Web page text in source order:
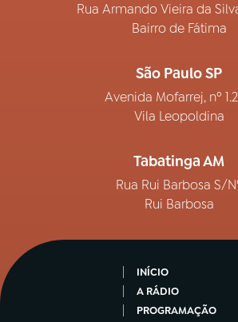
Rua Armando Vieira da
Bairro de Fátima
São Paulo SP
Avenida Mofarrej, nº
Vila Leopoldina
Tabatinga AM
Rua Rui Barbosa S/
Rui Barbosa
INÍCIO
A RÁDIO
PROGRAMAÇÃO